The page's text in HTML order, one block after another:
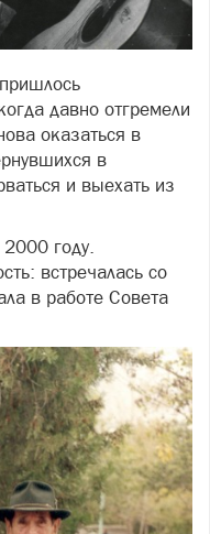
давно отгремели
оказаться в
в
и выехать из
году.
встречалась со
в работе Совета